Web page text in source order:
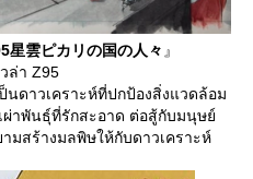
星雲ピカリの国の人々 』
ล่า Z95
นดาวเคราะห์ที่ปกป้องสิ่งแวดล้อม
ผ่าพันธุ์ที่รักสะอาด ต่อสู้กับมนุษย์
มสร้างมลพิษให้กับดาวเคราะห์